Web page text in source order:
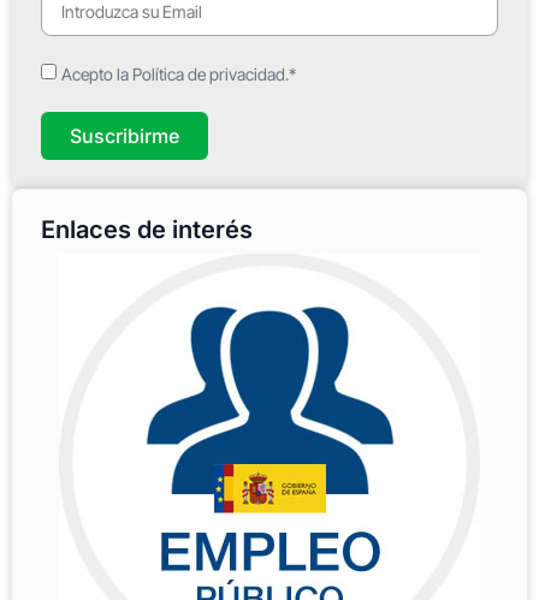
Acepto la Política de privacidad.*
Suscribirme
Enlaces de interés